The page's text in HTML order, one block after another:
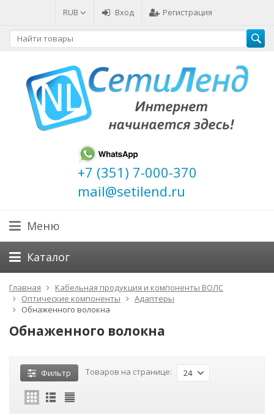
RUB Вход Регистрация
+7 (351) 7-000-370
mail@setilend.ru
Меню
Каталог
Главная
Кабельная продукция и компоненты ВОЛС
Оптические компоненты
Адаптеры
Обнаженного волокна
Обнаженного волокна
Фильтр Товаров на странице: 24